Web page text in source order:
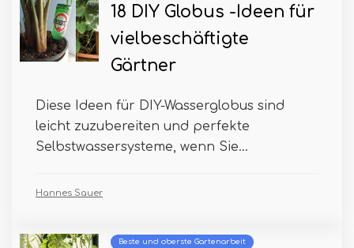
18 DIY Globus -Ideen für
vielbeschäftigte
Gärtner
Diese Ideen für DIY-Wasserglobus sind
leicht zuzubereiten und perfekte
Selbstwassersysteme, wenn Sie...
Hannes Sauer
Beste und oberste Gartenarbeit